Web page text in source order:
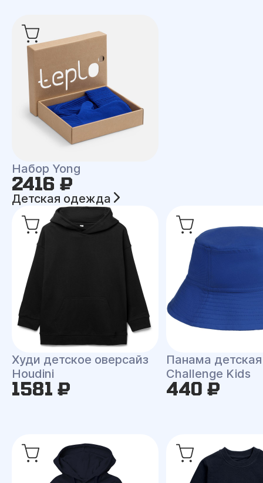
Набор Yong
2416 ₽
Детская одежда
Худи детское оверсайз
Houdini
1581 ₽
Панама детская
Challenge Kids
440 ₽